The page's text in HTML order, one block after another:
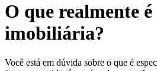
O que realmente é
imobiliária?
Você está em dúvida sobre o que é